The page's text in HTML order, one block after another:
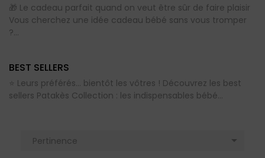
🎁 Le cadeau parfait quand on veut être sûr de faire plaisir
Vous cherchez une idée cadeau bébé sans vous tromper
?...
BEST SELLERS
⭐ Leurs préférés… bientôt les vôtres ! Découvrez les best
sellers Patakès Collection : les indispensables bébé...
Pertinence 